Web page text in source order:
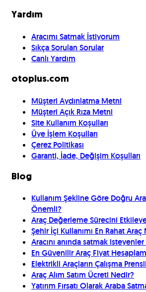
Yardım
Aracımı Satmak İstiyorum
Sıkça Sorulan Sorular
Canlı Yardım
otoplus.com
Müşteri Aydınlatma Metni
Müşteri Açık Rıza Metni
Site Kullanım Koşulları
Üye İşlem Koşulları
Çerez Politikası
Garanti, İade, Değişim Koşulları
Blog
Kullanım Şekline Göre Doğru
Önemli?
Araç Değerleme Sürecini
Şehir İçi Kullanımı En Rahat
Aracını anında satmak
En Güvenilir Araç Fiyat
Elektrikli Araçların Çalışma
Araç Alım Satım Ücreti Nedir?
Yatırım Fırsatı Olarak Araba